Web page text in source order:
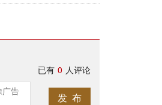
已有 0 人评论
发 布